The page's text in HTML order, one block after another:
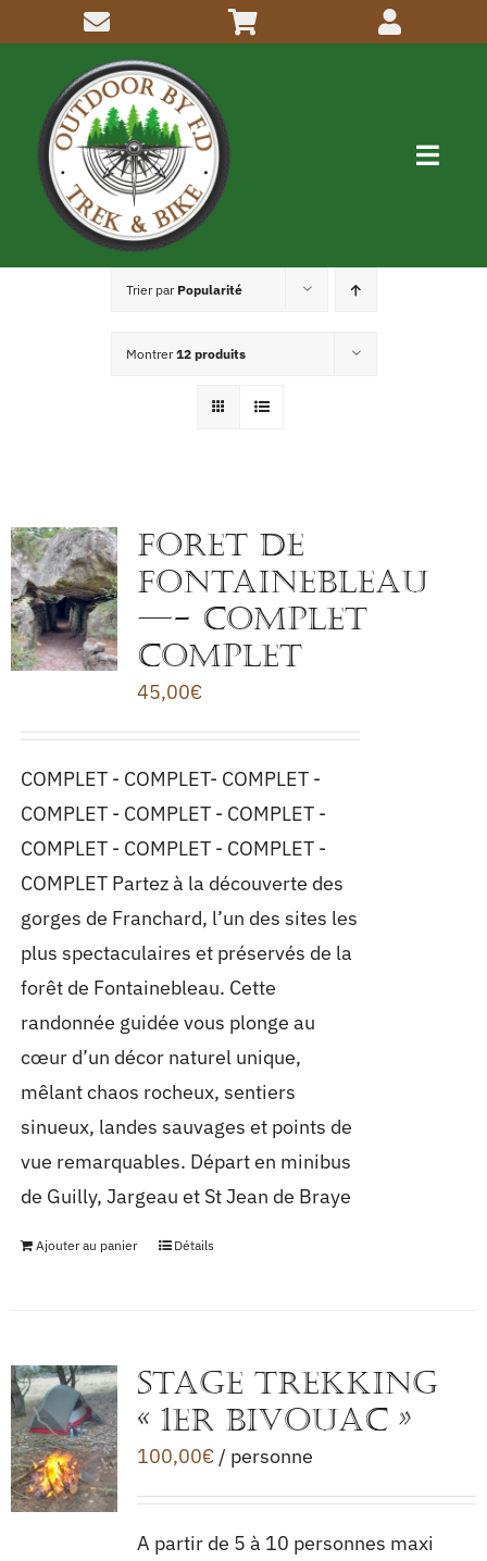
au
contenu
Me connaitre
Trier par Popularité
Montrer12 produits
FORET DE
fontainebleau
—- COMPLET
COMPLET
45,00€
COMPLET - COMPLET- COMPLET -
COMPLET - COMPLET - COMPLET -
COMPLET - COMPLET - COMPLET -
COMPLET Partez à la découverte des
gorges de Franchard, l’un des sites les
plus spectaculaires et préservés de la
forêt de Fontainebleau. Cette
randonnée guidée vous plonge au
cœur d’un décor naturel unique,
mêlant chaos rocheux, sentiers
sinueux, landes sauvages et points de
vue remarquables. Départ en minibus
de Guilly, Jargeau et St Jean de Braye
Ajouter au panier Détails
STAGE TREKKING
« 1er BIVOUAC »
100,00€ / personne
A partir de 5 à 10 personnes maxi